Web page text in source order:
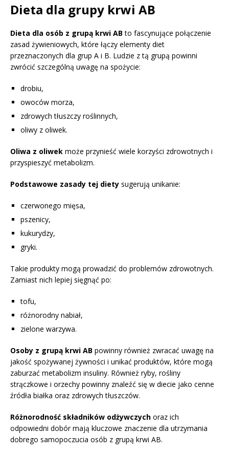
Dieta dla grupy krwi AB
Dieta dla osób z grupą krwi AB to fascynujące połączenie
zasad żywieniowych, które łączy elementy diet
przeznaczonych dla grup A i B. Ludzie z tą grupą powinni
zwrócić szczególną uwagę na spożycie:
drobiu,
owoców morza,
zdrowych tłuszczy roślinnych,
oliwy z oliwek.
Oliwa z oliwek może przynieść wiele korzyści zdrowotnych i
przyspieszyć metabolizm.
Podstawowe zasady tej diety sugerują unikanie:
czerwonego mięsa,
pszenicy,
kukurydzy,
gryki.
Takie produkty mogą prowadzić do problemów zdrowotnych.
Zamiast nich lepiej sięgnąć po:
tofu,
różnorodny nabiał,
zielone warzywa.
Osoby z grupą krwi AB powinny również zwracać uwagę na
jakość spożywanej żywności i unikać produktów, które mogą
zaburzać metabolizm insuliny. Również ryby, rośliny
strączkowe i orzechy powinny znaleźć się w diecie jako cenne
źródła białka oraz zdrowych tłuszczów.
Różnorodność składników odżywczych oraz ich
odpowiedni dobór mają kluczowe znaczenie dla utrzymania
dobrego samopoczucia osób z grupą krwi AB.